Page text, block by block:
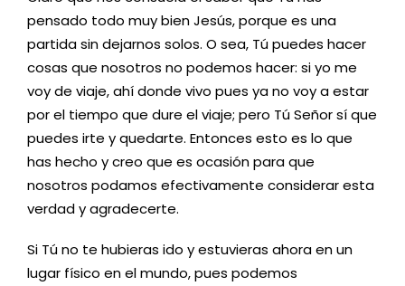
pensado todo muy bien Jesús, porque es una
partida sin dejarnos solos. O sea, Tú puedes hacer
cosas que nosotros no podemos hacer: si yo me
voy de viaje, ahí donde vivo pues ya no voy a estar
por el tiempo que dure el viaje; pero Tú Señor sí que
puedes irte y quedarte. Entonces esto es lo que
has hecho y creo que es ocasión para que
nosotros podamos efectivamente considerar esta
verdad y agradecerte.
Si Tú no te hubieras ido y estuvieras ahora en un
lugar físico en el mundo, pues podemos